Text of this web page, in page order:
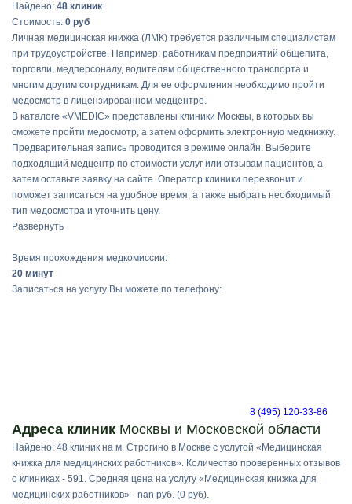
Найдено: 48 клиник
Стоимость: 0 руб
Личная медицинская книжка (ЛМК) требуется различным специалистам
при трудоустройстве. Например: работникам предприятий общепита,
торговли, медперсоналу, водителям общественного транспорта и
многим другим сотрудникам. Для ее оформления необходимо пройти
медосмотр в лицензированном медцентре.
В каталоге «VMEDIC» представлены клиники Москвы, в которых вы
сможете пройти медосмотр, а затем оформить электронную медкнижку.
Предварительная запись проводится в режиме онлайн. Выберите
подходящий медцентр по стоимости услуг или отзывам пациентов, а
затем оставьте заявку на сайте. Оператор клиники перезвонит и
поможет записаться на удобное время, а также выбрать необходимый
тип медосмотра и уточнить цену.
Развернуть
Время прохождения медкомиссии:
20 минут
Записаться на услугу Вы можете по телефону:
8 (495) 120-33-86
Адреса клиник Москвы и Московской области
Найдено: 48 клиник на м. Строгино в Москве с услугой «Медицинская
книжка для медицинских работников». Количество проверенных отзывов
о клиниках - 591. Средняя цена на услугу «Медицинская книжка для
медицинских работников» - nan руб. (0 руб).